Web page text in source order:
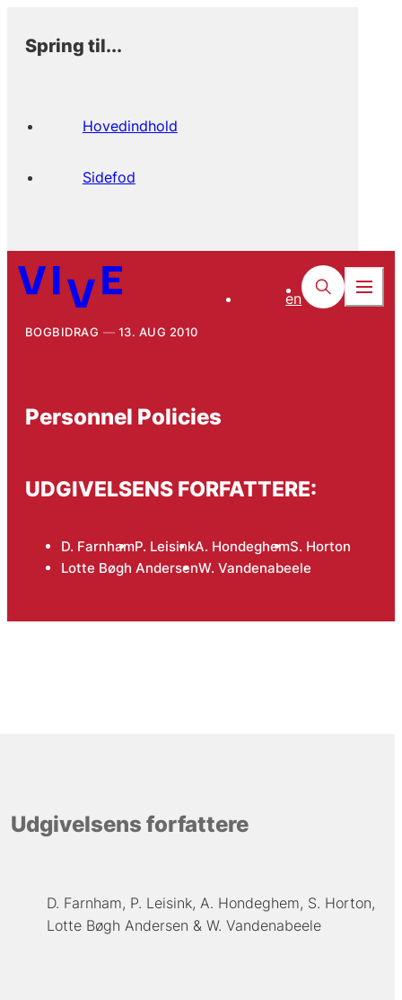
Spring til...
Hovedindhold
Sidefod
en
BOGBIDRAG 13. AUG 2010
Personnel Policies
UDGIVELSENS FORFATTERE:
D. FarnhamP. LeisinkA. HondeghemS. Horton
Lotte Bøgh AndersenW. Vandenabeele
Udgivelsens forfattere
D. Farnham P. Leisink A. Hondeghem S. Horton
Lotte Bøgh Andersen
W. Vandenabeele